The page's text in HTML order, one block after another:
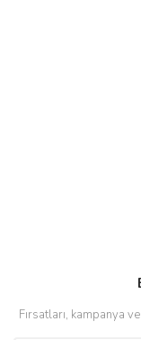
Fırsatları, kampanya